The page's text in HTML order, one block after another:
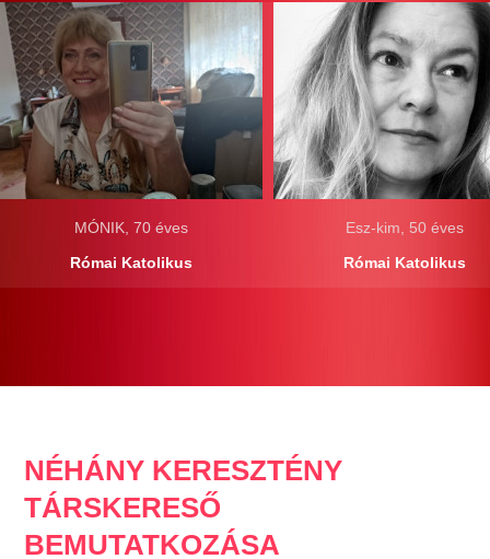
MÓNIK, 70 éves
Római Katolikus
Esz-kim, 50 éves
Római Katolikus
NÉHÁNY KERESZTÉNY
TÁRSKERESŐ
BEMUTATKOZÁSA